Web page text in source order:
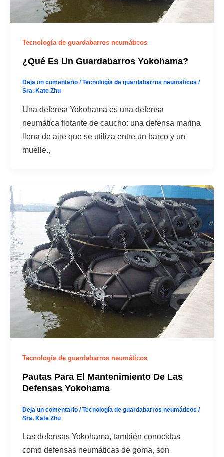
Tecnología de guardabarros neumáticos
¿Qué Es Un Guardabarros Yokohama?
Deja un comentario /Tecnología de guardabarros neumáticos /
Sra. Kate Zhu
Una defensa Yokohama es una defensa
neumática flotante de caucho: una defensa marina
llena de aire que se utiliza entre un barco y un
muelle.,
Tecnología de guardabarros neumáticos
Pautas Para El Mantenimiento De Las
Defensas Yokohama
Deja un comentario /Tecnología de guardabarros neumáticos /
Sra. Kate Zhu
Las defensas Yokohama, también conocidas
como defensas neumáticas de goma, son